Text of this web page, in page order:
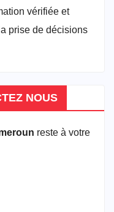
vérifiée et
prise de décisions
NOUS
reste à votre